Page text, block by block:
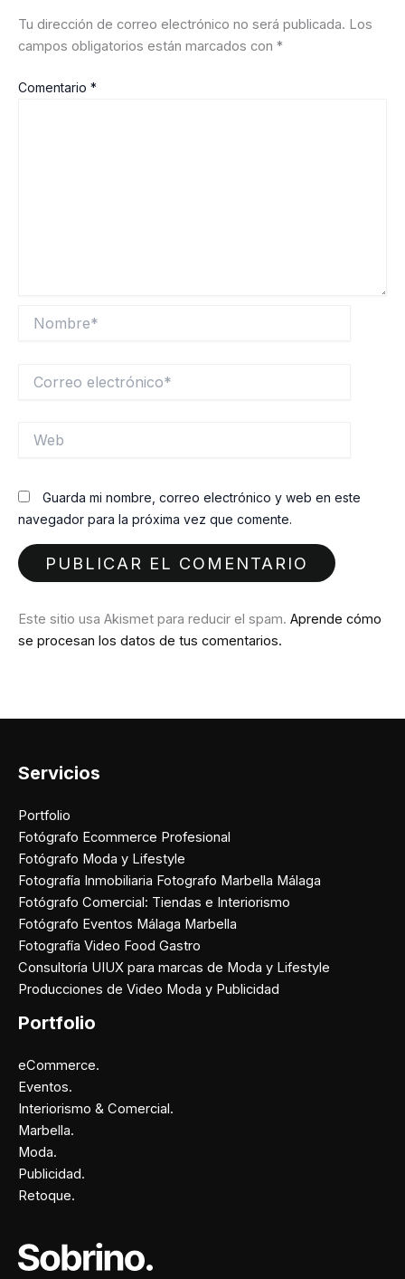
Tu dirección de correo electrónico no será publicada. Los
campos obligatorios están marcados con *
Comentario *
electrónico*
Guarda mi nombre, correo electrónico y web en este
navegador para la próxima vez que comente.
Este sitio usa Akismet para reducir el spam. Aprende cómo
se procesan los datos de tus comentarios.
Servicios
Portfolio
Fotógrafo Ecommerce Profesional
Fotógrafo Moda y Lifestyle
Fotografía Inmobiliaria Fotografo Marbella Málaga
Fotógrafo Comercial: Tiendas e Interiorismo
Fotógrafo Eventos Málaga Marbella
Fotografía Video Food Gastro
Consultoría UIUX para marcas de Moda y Lifestyle
Producciones de Video Moda y Publicidad
Portfolio
eCommerce.
Eventos.
Interiorismo & Comercial.
Marbella.
Moda.
Publicidad.
Retoque.